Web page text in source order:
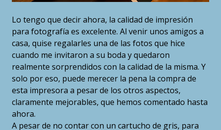
Lo tengo que decir ahora, la calidad de impresión
para fotografía es excelente. Al venir unos amigos a
casa, quise regalarles una de las fotos que hice
cuando me invitaron a su boda y quedaron
realmente sorprendidos con la calidad de la misma. Y
solo por eso, puede merecer la pena la compra de
esta impresora a pesar de los otros aspectos,
claramente mejorables, que hemos comentado hasta
ahora.
A pesar de no contar con un cartucho de gris, para